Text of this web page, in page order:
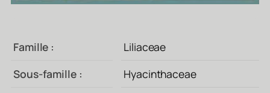
Famille :
Liliaceae
Sous-famille :
Hyacinthaceae